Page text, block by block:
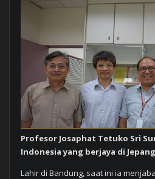
Profesor Josaphat Tetuko Sri
Indonesia yang berjaya di Jepang
Lahir di Bandung, saat ini ia